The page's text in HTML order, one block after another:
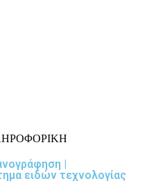
|
ειδών τεχνολογίας